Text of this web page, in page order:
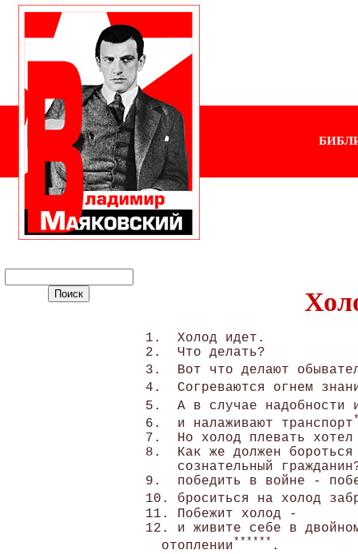
1.  Холод идет.
2.  Что делать?
3.  Вот что делают
4.  Согреваются огнем
5.  А в случае надобности
6.  и налаживают транспорт
7.  Но холод плевать хотел
8.  Как же должен бороться
сознательный
9.  победить в войне -
10. броситься на холод
11. Побежит холод -
12. и живите себе в
  отоплении
******